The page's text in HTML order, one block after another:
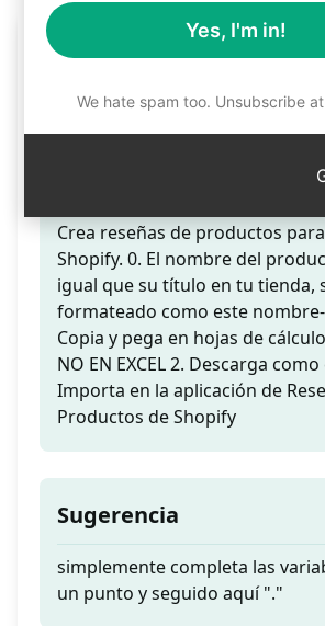
Reseñas de
Shopify v1.1
Crea reseñas de productos
Shopify. 0. El nombre del
igual que su título en tu tienda,
formateado como este
Copia y pega en hojas de
NO EN EXCEL 2. Descarga como
Importa en la aplicación de
Productos de Shopify
Sugerencia
simplemente completa las
un punto y seguido aquí "."
Yes, I'm in!
We hate spam too. Unsubscribe